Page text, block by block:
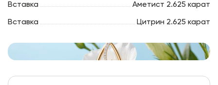
Вставка Аметист 2.625 карат
Вставка Цитрин 2.625 карат